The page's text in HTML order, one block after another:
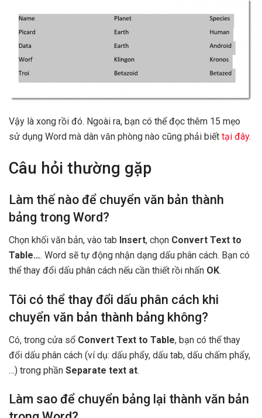
Vậy là xong rồi đó. Ngoài ra, bạn có thể đọc thêm 15 mẹo
sử dụng Word mà dân văn phòng nào cũng phải biết tại đây.
Câu hỏi thường gặp
Làm thế nào để chuyển văn bản thành
bảng trong Word?
Chọn khối văn bản, vào tab Insert, chọn Convert Text to
Table…. Word sẽ tự động nhận dạng dấu phân cách. Bạn có
thể thay đổi dấu phân cách nếu cần thiết rồi nhấn OK.
Tôi có thể thay đổi dấu phân cách khi
chuyển văn bản thành bảng không?
Có, trong cửa sổ Convert Text to Table, bạn có thể thay
đổi dấu phân cách (ví dụ: dấu phẩy, dấu tab, dấu chấm phẩy,
…) trong phần Separate text at.
Làm sao để chuyển bảng lại thành văn bản